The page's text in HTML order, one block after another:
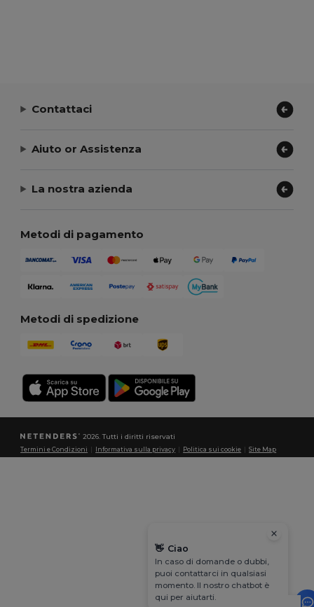
Contattaci
Aiuto or Assistenza
La nostra azienda
Metodi di pagamento
Metodi di spedizione
2026. Tutti i diritti riservati
Termini e Condizioni Informativa sulla privacy Politica sui cookie |Site Map
👋 Ciao
In caso di domande o dubbi,
puoi contattarci in qualsiasi
momento. Il nostro chatbot è
qui per aiutarti.